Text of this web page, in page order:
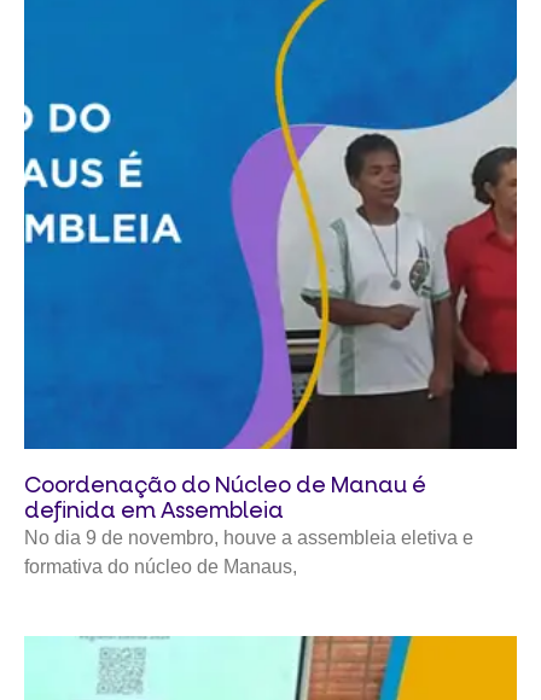
Coordenação do Núcleo de Manau é
definida em Assembleia
No dia 9 de novembro, houve a assembleia eletiva e
formativa do núcleo de Manaus,